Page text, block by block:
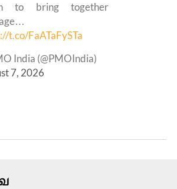
to bring together
t.co/FaATaFySTa
India (@PMOIndia)
7, 2026